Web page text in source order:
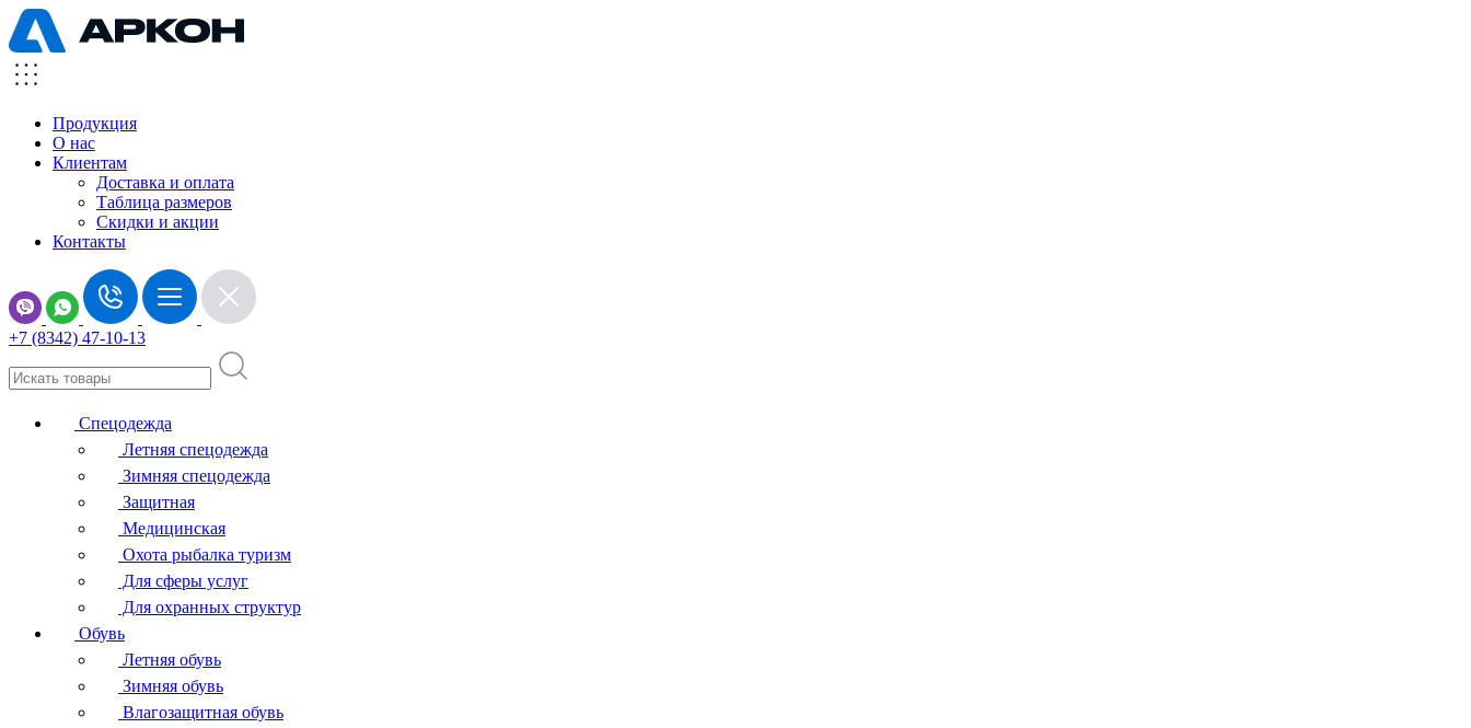
Продукция
О нас
Клиентам
Доставка и оплата
Таблица размеров
Скидки и акции
Контакты
+7 (8342) 47-10-13
Спецодежда
Летняя спецодежда
Зимняя спецодежда
Защитная
Медицинская
Охота рыбалка туризм
Для сферы услуг
Для охранных структур
Обувь
Летняя обувь
Зимняя обувь
Влагозащитная обувь